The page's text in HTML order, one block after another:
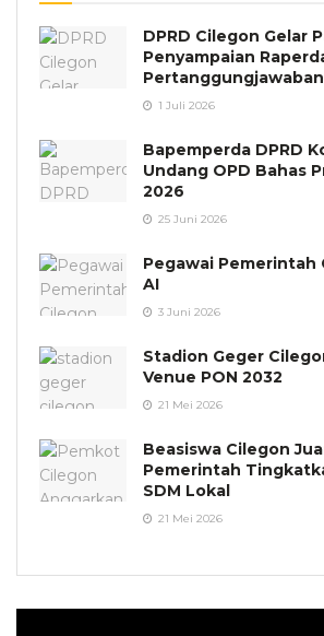
DPRD Cilegon Gelar
Penyampaian
1 Juli 2026
Bapemperda DPRD
Undang OPD Bahas
2026
25 Juni 2026
Pegawai Pemerintah
AI
3 Juni 2026
Stadion Geger
Venue PON 2032
21 Mei 2026
Beasiswa Cilegon
Pemerintah
SDM Lokal
21 Mei 2026